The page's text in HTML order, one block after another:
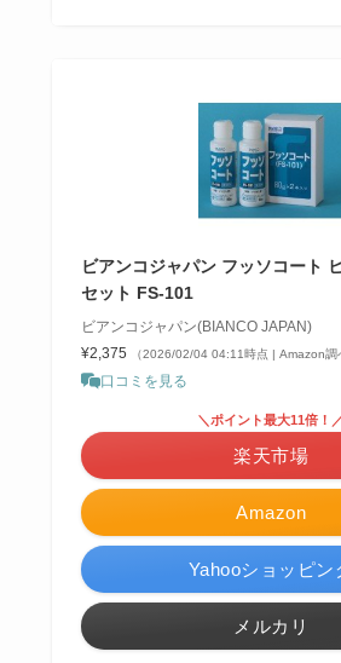
ビアンコジャパン フッソコート
セット FS-101
ビアンコジャパン(BIANCO JAPAN)
¥2,375
（2026/02/04 04:11時点 | Amazon調
口コミを見る
Amazon
＼ポイント最大11倍！
楽天市場
Yahooショッピン
メルカリ